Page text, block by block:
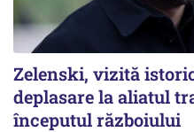
Zelenski, vizită
deplasare la aliatul
începutul războiului